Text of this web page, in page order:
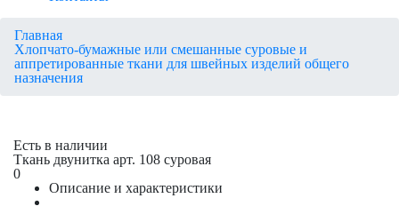
Главная
Хлопчато-бумажные или смешанные суровые и
аппретированные ткани для швейных изделий общего
назначения
Есть в наличии
Ткань двунитка арт. 108 суровая
0
Описание и характеристики